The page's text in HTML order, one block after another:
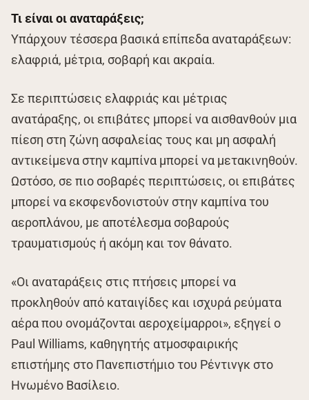
Τι είναι οι αναταράξεις;
Υπάρχουν τέσσερα βασικά επίπεδα αναταράξεων:
ελαφριά, μέτρια, σοβαρή και ακραία.
Σε περιπτώσεις ελαφριάς και μέτριας
ανατάραξης, οι επιβάτες μπορεί να αισθανθούν μια
πίεση στη ζώνη ασφαλείας τους και μη ασφαλή
αντικείμενα στην καμπίνα μπορεί να μετακινηθούν.
Ωστόσο, σε πιο σοβαρές περιπτώσεις, οι επιβάτες
μπορεί να εκσφενδονιστούν στην καμπίνα του
αεροπλάνου, με αποτέλεσμα σοβαρούς
τραυματισμούς ή ακόμη και τον θάνατο.
«Οι αναταράξεις στις πτήσεις μπορεί να
προκληθούν από καταιγίδες και ισχυρά ρεύματα
αέρα που ονομάζονται αεροχείμαρροι», εξηγεί ο
Paul Williams, καθηγητής ατμοσφαιρικής
επιστήμης στο Πανεπιστήμιο του Ρέντινγκ στο
Ηνωμένο Βασίλειο.